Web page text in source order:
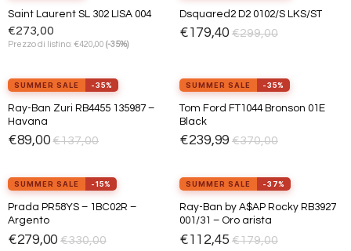
Aggiungi
Saint Laurent SL 302 LISA 004
€273,00
Prezzo di listino: €420,00 (-35%)
Aggiungi
Dsquared2 D2 0102/S LKS/ST
€179,40 €299,00
Aggiungi
SUMMER SALE -35%
Ray-Ban Zuri RB4455 135987 –
Havana
€89,00 €137,00
Aggiungi
SUMMER SALE -35%
Tom Ford FT1044 Bronson 01E
Black
€239,99 €370,00
view_in_arProvalo ora
SUMMER SALE -15%
Prada PR58YS – 1BC02R –
Argento
€279,00 €330,00
Aggiungi
SUMMER SALE -37%
Ray-Ban by A$AP Rocky RB3927
001/31 – Oro arista
€112,45 €179,00